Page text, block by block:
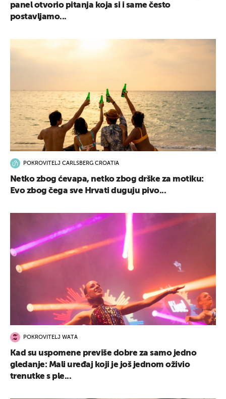
panel otvorio pitanja koja si i same često
postavljamo...
POKROVITELJ CARLSBERG CROATIA
Netko zbog ćevapa, netko zbog drške za motiku:
Evo zbog čega sve Hrvati duguju pivo...
POKROVITELJ WATA
Kad su uspomene previše dobre za samo jedno
gledanje: Mali uređaj koji je još jednom oživio
trenutke s ple...